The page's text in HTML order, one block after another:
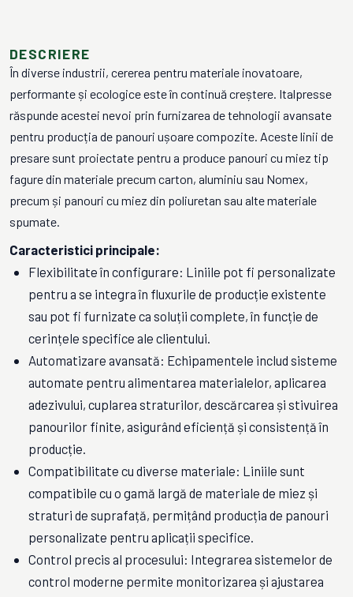
DESCRIERE
În diverse industrii, cererea pentru materiale inovatoare,
performante și ecologice este în continuă creștere. Italpresse
răspunde acestei nevoi prin furnizarea de tehnologii avansate
pentru producția de panouri ușoare compozite. Aceste linii de
presare sunt proiectate pentru a produce panouri cu miez tip
fagure din materiale precum carton, aluminiu sau Nomex,
precum și panouri cu miez din poliuretan sau alte materiale
spumate.
Caracteristici principale:
Flexibilitate în configurare: Liniile pot fi personalizate
pentru a se integra în fluxurile de producție existente
sau pot fi furnizate ca soluții complete, în funcție de
cerințele specifice ale clientului.
Automatizare avansată: Echipamentele includ sisteme
automate pentru alimentarea materialelor, aplicarea
adezivului, cuplarea straturilor, descărcarea și stivuirea
panourilor finite, asigurând eficiență și consistență în
producție.
Compatibilitate cu diverse materiale: Liniile sunt
compatibile cu o gamă largă de materiale de miez și
straturi de suprafață, permițând producția de panouri
personalizate pentru aplicații specifice.
Control precis al procesului: Integrarea sistemelor de
control moderne permite monitorizarea și ajustarea